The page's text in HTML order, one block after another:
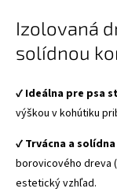
Izolovaná
solídnou
✔️ Ideálna pre psa
výškou v kohútiku
✔️ Trvácna a
borovicového dreva
estetický vzhľad.